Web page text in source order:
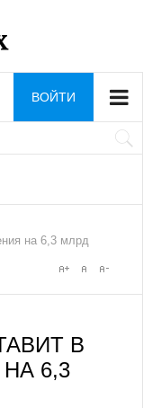
ВОЙТИ
на 6,3 млрд
В
6,3